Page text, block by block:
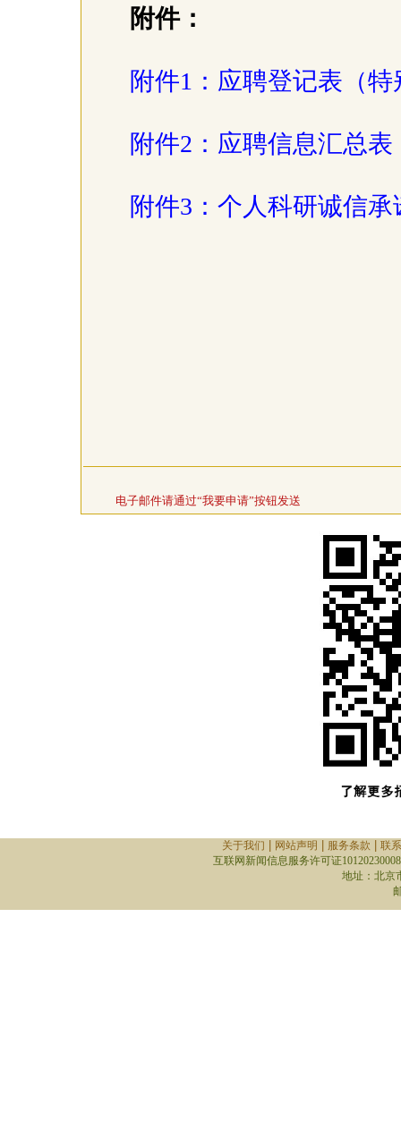
附件：
附件1：应聘登记表（
附件2：应聘信息汇总表
附件3：个人科研诚信承
电子邮件请通过“我要申请”按钮发送
关于我们 网站声明 服务条款
联
互联网新闻信息服务许可证10120230008
地址：北京